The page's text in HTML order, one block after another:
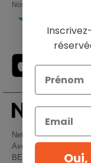
Nos transporteurs
Netenders Belgium
Avenue Hermann-
BE61 3632 1629 8017